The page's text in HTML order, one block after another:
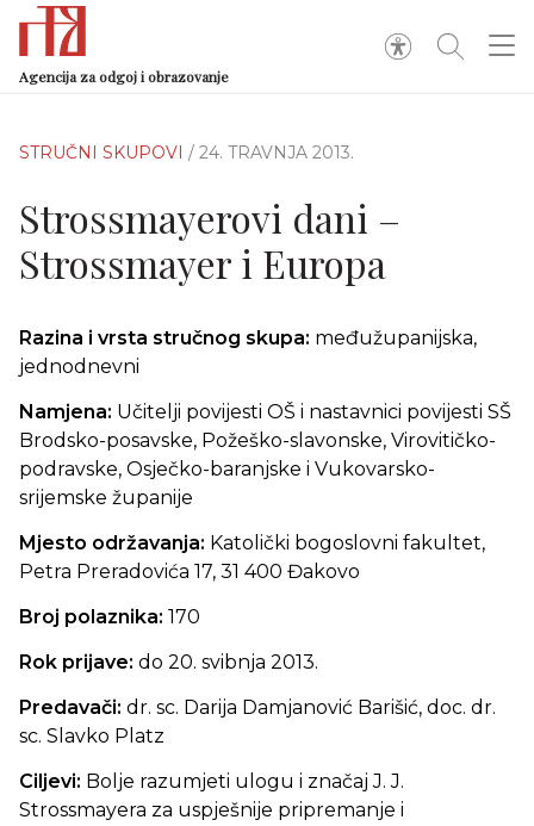
Agencija za odgoj i obrazovanje
STRUČNI SKUPOVI / 24. TRAVNJA 2013.
Strossmayerovi dani –
Strossmayer i Europa
Razina i vrsta stručnog skupa: međužupanijska,
jednodnevni
Namjena: Učitelji povijesti OŠ i nastavnici povijesti SŠ
Brodsko-posavske, Požeško-slavonske, Virovitičko-
podravske, Osječko-baranjske i Vukovarsko-
srijemske županije
Mjesto održavanja: Katolički bogoslovni fakultet,
Petra Preradovića 17, 31 400 Đakovo
Broj polaznika: 170
Rok prijave: do 20. svibnja 2013.
Predavači: dr. sc. Darija Damjanović Barišić, doc. dr.
sc. Slavko Platz
Ciljevi: Bolje razumjeti ulogu i značaj J. J.
Strossmayera za uspješnije pripremanje i